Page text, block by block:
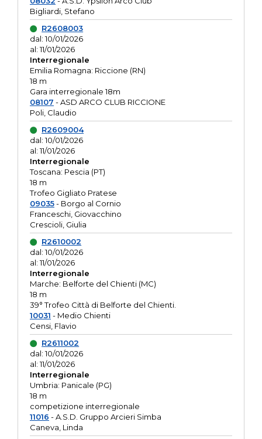
Bigliardi, Stefano
R2608003
dal: 10/01/2026
al: 11/01/2026
Interregionale
Emilia Romagna: Riccione (RN)
18 m
Gara interregionale 18m
08107 - ASD ARCO CLUB RICCIONE
Poli, Claudio
R2609004
dal: 10/01/2026
al: 11/01/2026
Interregionale
Toscana: Pescia (PT)
18 m
Trofeo Gigliato Pratese
09035- Borgo al Cornio
Franceschi, Giovacchino
Crescioli, Giulia
R2610002
dal: 10/01/2026
al: 11/01/2026
Interregionale
Marche: Belforte del Chienti (MC)
18 m
39° Trofeo Città di Belforte del Chienti.
10031 - Medio Chienti
Censi, Flavio
R2611002
dal: 10/01/2026
al: 11/01/2026
Interregionale
Umbria: Panicale (PG)
18 m
competizione interregionale
11016 - A.S.D. Gruppo Arcieri Simba
Caneva, Linda